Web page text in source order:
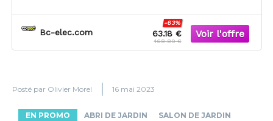
Bc-elec.com 63.18 €
-63%
168.89 €
Posté par Olivier Morel 16 mai 2023
EN PROMO ABRI DE JARDIN SALON DE JARDIN